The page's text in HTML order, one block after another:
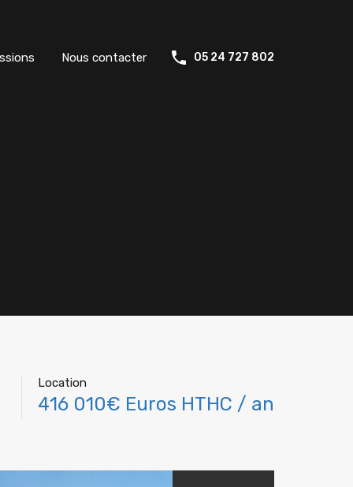
Nous contacter 05 24 727 802
Location
416 010€ Euros HTHC / an